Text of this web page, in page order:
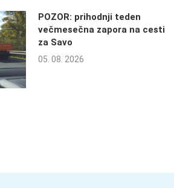
POZOR: prihodnji teden
večmesečna zapora na cesti
za Savo
05. 08. 2026